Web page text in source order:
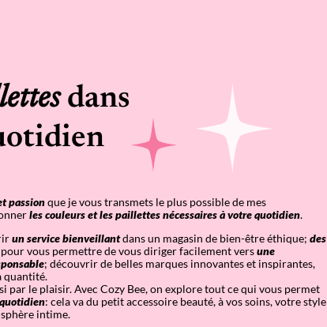
dans
passionque je vous transmets le plus possible de mes
les couleurs et les paillettes nécessaires à votre quotidien.
un service bienveillantdans un magasin de bien-être éthique; des
pour vous permettre de vous diriger facilement versune
; découvrir de belles marques innovantes et inspirantes,
quantité.
par le plaisir. Avec Cozy Bee, on explore tout ce qui vous permet
: cela va du petit accessoire beauté, à vos soins, votre style
intime.